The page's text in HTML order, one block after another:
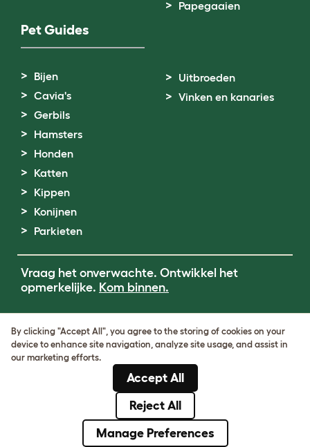
Papegaaien
Pet Guides
Bijen
Cavia's
Gerbils
Hamsters
Honden
Katten
Kippen
Konijnen
Parkieten
Uitbroeden
Vinken en kanaries
Vraag het onverwachte. Ontwikkel het
opmerkelijke. Kom binnen.
Cookie & Privacy Policy
Cookie Settings
BTW-nummer: DE317631106
KvK-nummer: 05028498
By clicking "Accept All", you agree to the storing of cookies on your
device to enhance site navigation, analyze site usage, and assist in
our marketing efforts.
Accept All
Reject All
Manage Preferences